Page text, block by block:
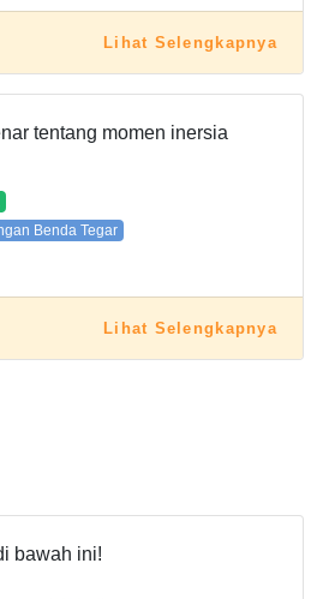
Lihat Selengkapnya
tentang momen inersia
Benda Tegar
Lihat Selengkapnya
bawah ini!